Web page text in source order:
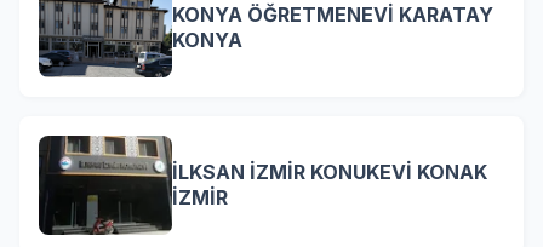
KONYA ÖĞRETMENEVİ KARATAY
KONYA
İLKSAN İZMİR KONUKEVİ KONAK
İZMİR